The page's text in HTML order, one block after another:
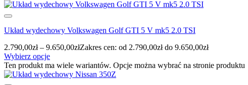
Układ wydechowy Volkswagen Golf GTI 5 V mk5 2.0 TSI
2.790,00zł – 9.650,00złZakres cen: od 2.790,00zł do 9.650,00zł
Wybierz opcje
Ten produkt ma wiele wariantów. Opcje można wybrać na stronie produktu